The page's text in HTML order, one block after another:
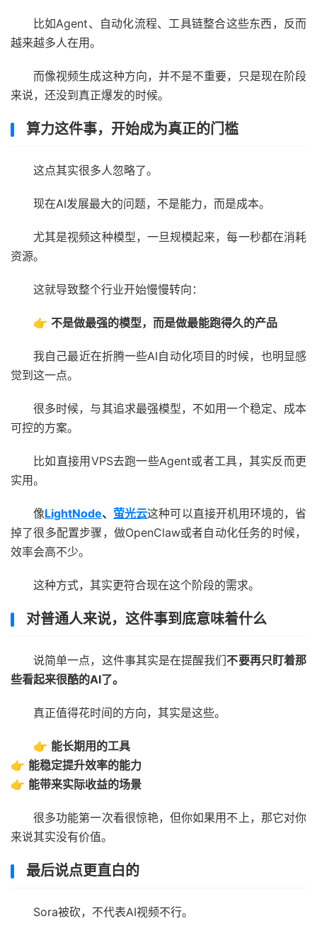
比如Agent、自动化流程、工具链整合这些东西，反而
越来越多人在用。
而像视频生成这种方向，并不是不重要，只是现在阶段
来说，还没到真正爆发的时候。
算力这件事，开始成为真正的门槛
这点其实很多人忽略了。
现在AI发展最大的问题，不是能力，而是成本。
尤其是视频这种模型，一旦规模起来，每一秒都在消耗
资源。
这就导致整个行业开始慢慢转向：
👉 不是做最强的模型，而是做最能跑得久的产品
我自己最近在折腾一些AI自动化项目的时候，也明显感
觉到这一点。
很多时候，与其追求最强模型，不如用一个稳定、成本
可控的方案。
比如直接用VPS去跑一些Agent或者工具，其实反而更
实用。
像LightNode、 萤光云这种可以直接开机用环境的，省
掉了很多配置步骤，做OpenClaw或者自动化任务的时候，
效率会高不少。
这种方式，其实更符合现在这个阶段的需求。
对普通人来说，这件事到底意味着什么
说简单一点，这件事其实是在提醒我们不要再只盯着那
些看起来很酷的AI了。
真正值得花时间的方向，其实是这些。
👉 能长期用的工具
👉 能稳定提升效率的能力
👉 能带来实际收益的场景
很多功能第一次看很惊艳，但你如果用不上，那它对你
来说其实没有价值。
最后说点更直白的
Sora被砍，不代表AI视频不行。